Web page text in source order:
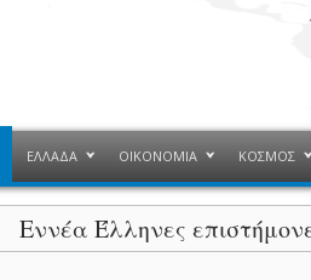
ΕΛΛΑΔΑ ΟΙΚΟΝΟΜΙΑ ΚΟΣΜΟΣ
Εννέα Έλληνες